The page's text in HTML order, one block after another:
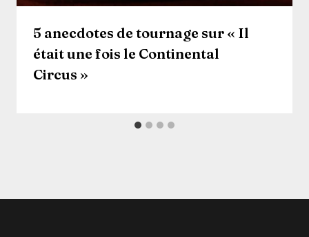
5 anecdotes de tournage sur « Il
était une fois le Continental
Circus »